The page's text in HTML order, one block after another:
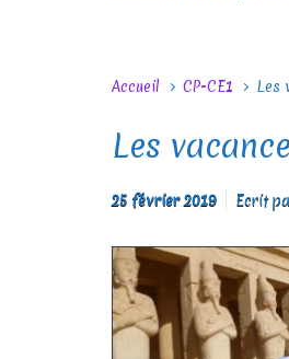
Accueil CP-CE1 Les
Les
25 février 2019 Ecrit